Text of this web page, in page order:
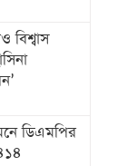
বিশ্বাস
ডিএমপির